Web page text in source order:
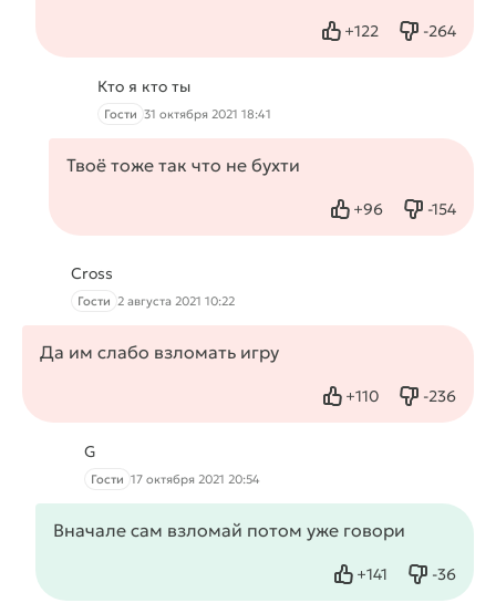
+122
Нравится -264
Не
Кто я кто ты
Гости 31 октября 2021 18:41
Твоё тоже так что не бухти
+96
Нравится -154
Не
Cross
Гости 2 августа 2021 10:22
Да им слабо взломать игру
+110
Нравится -236
Не
G
Гости 17 октября 2021 20:54
Вначале сам взломай потом уже говори
+141
Нравится -36
Не